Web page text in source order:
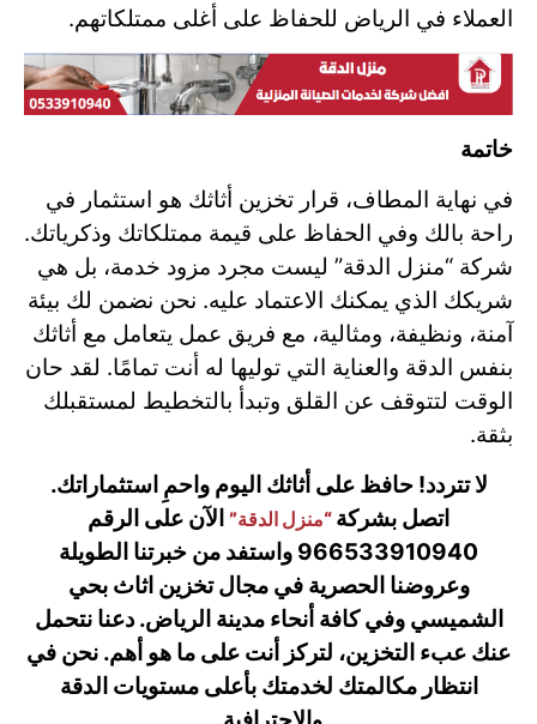
العملاء في الرياض للحفاظ على أغلى ممتلكاتهم.
خاتمة
في نهاية المطاف، قرار تخزين أثاثك هو استثمار في
راحة بالك وفي الحفاظ على قيمة ممتلكاتك وذكرياتك.
شركة “منزل الدقة” ليست مجرد مزود خدمة، بل هي
شريكك الذي يمكنك الاعتماد عليه. نحن نضمن لك بيئة
آمنة، ونظيفة، ومثالية، مع فريق عمل يتعامل مع أثاثك
بنفس الدقة والعناية التي توليها له أنت تمامًا. لقد حان
الوقت لتتوقف عن القلق وتبدأ بالتخطيط لمستقبلك
بثقة.
لا تتردد! حافظ على أثاثك اليوم واحمِ استثماراتك.
اتصل بشركة “منزل الدقة” الآن على الرقم
966533910940 واستفد من خبرتنا الطويلة
وعروضنا الحصرية في مجال تخزين اثاث بحي
الشميسي وفي كافة أنحاء مدينة الرياض. دعنا نتحمل
عنك عبء التخزين، لتركز أنت على ما هو أهم. نحن في
انتظار مكالمتك لخدمتك بأعلى مستويات الدقة